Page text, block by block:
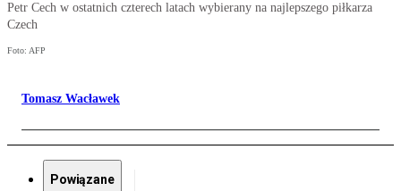
Petr Cech w ostatnich czterech latach wybierany na najlepszego piłkarza
Czech
Foto: AFP
Tomasz Wacławek
Powiązane